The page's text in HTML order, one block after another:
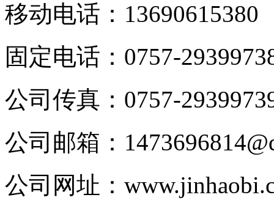
移动电话： 13690615380
固定电话： 0757-
公司传真： 0757-
公司邮箱：
公司网址：